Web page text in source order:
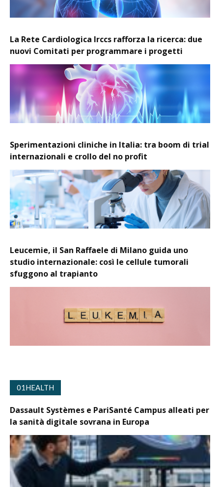
La Rete Cardiologica Irccs rafforza la ricerca: due
nuovi Comitati per programmare i progetti
Sperimentazioni cliniche in Italia: tra boom di trial
internazionali e crollo del no profit
Leucemie, il San Raffaele di Milano guida uno
studio internazionale: così le cellule tumorali
sfuggono al trapianto
01HEALTH
Dassault Systèmes e PariSanté Campus alleati per
la sanità digitale sovrana in Europa